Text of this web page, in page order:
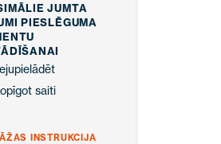
JUMTA
PIESLĒGUMA
saiti
INSTRUKCIJA